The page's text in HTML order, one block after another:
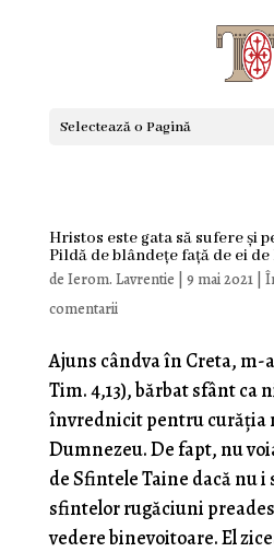
Selectează o Pagină
Hristos este gata să sufere și
Pildă de blândețe față de ei de
de Ierom. Lavrentie 9 mai 2021|
comentarii
Ajuns cândva în Creta, m-
Tim. 4,13), bărbat sfânt ca
învrednicit pentru curăţia
Dumnezeu. De fapt, nu
de Sfintele Taine dacă nu
sfintelor rugăciuni
vedere binevoitoare. El